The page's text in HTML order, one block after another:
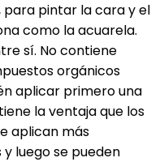
para pintar la cara y el
como la acuarela.
sí. No contiene
orgánicos
aplicar primero una
la ventaja que los
aplican más
luego se pueden